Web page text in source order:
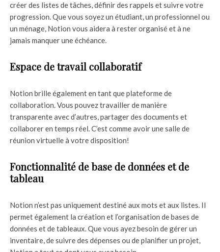
créer des listes de tâches, définir des rappels et suivre votre
progression. Que vous soyez un étudiant, un professionnel ou
un ménage, Notion vous aidera à rester organisé et à ne
jamais manquer une échéance.
Espace de travail collaboratif
Notion brille également en tant que plateforme de
collaboration. Vous pouvez travailler de manière
transparente avec d’autres, partager des documents et
collaborer en temps réel. C’est comme avoir une salle de
réunion virtuelle à votre disposition!
Fonctionnalité de base de données et de
tableau
Notion n’est pas uniquement destiné aux mots et aux listes. Il
permet également la création et l’organisation de bases de
données et de tableaux. Que vous ayez besoin de gérer un
inventaire, de suivre des dépenses ou de planifier un projet,